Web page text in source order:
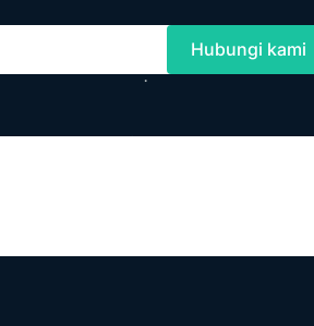
Hubungi kami